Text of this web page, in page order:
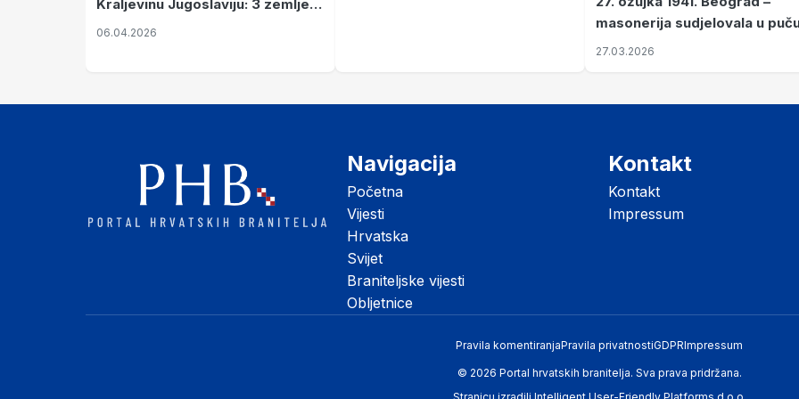
Kraljevinu Jugoslaviju: 3 zemlje
nastale njenim raspadom
06.04.2026
masonerija sudjelovala u
koji je Jugoslaviju odveo u
27.03.2026
Navigacija
Početna
Vijesti
Hrvatska
Svijet
Braniteljske vijesti
Obljetnice
Kontakt
Kontakt
Impressum
Pravila komentiranjaPravila privatnostiGDPRImpressum
© 2026 Portal hrvatskih branitelja. Sva prava pridržana.